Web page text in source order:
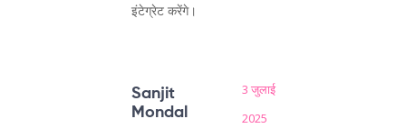
इंटेग्रेट करेंगे।
Sanjit
Mondal
3 जुलाई
2025